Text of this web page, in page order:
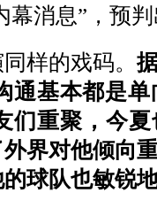
幕消息”，预
样的戏码。
通基本都是
们重聚，今
界对他倾向
球队也敏锐